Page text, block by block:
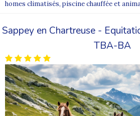
homes climatisés, piscine chauffée et
Sappey en Chartreuse -
TBA-BA